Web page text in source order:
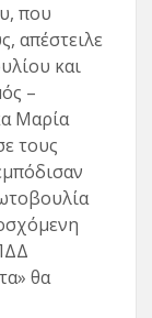
που
απέστειλε
και
–
Μαρία
τους
θα